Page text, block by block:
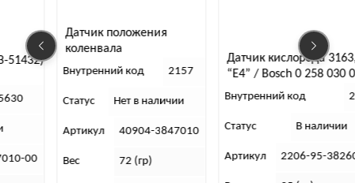
Датчик положения
коленвала
(синхронизации) ПЕКАР
Внутренний код 2157
Статус Нет в наличии
40904-3847010
Вес 72 (гр)
Датчик кислорода 3163, 452
“Е4” / Bosch 0 258 030 064
Внутренний код 2173
Статус В наличии
2206-95-3826014-00